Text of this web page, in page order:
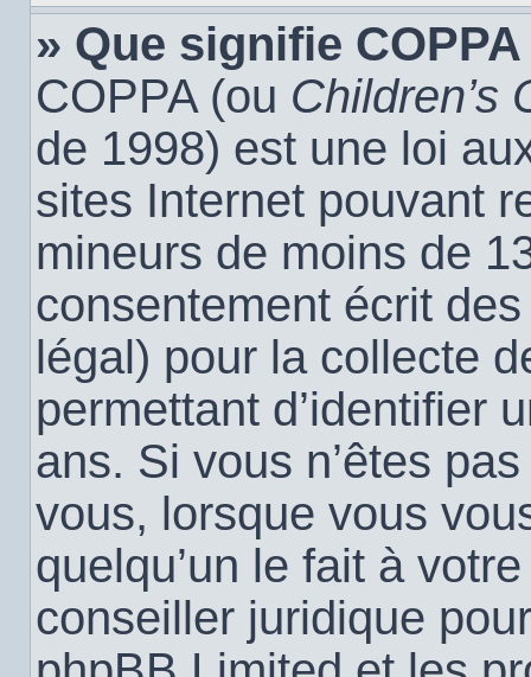
» Que signifie
COPPA (ou Children’s
de 1998) est une loi
sites Internet pouvant
mineurs de moins de
consentement écrit
légal) pour la collecte
permettant d’identifier
ans. Si vous n’êtes
vous, lorsque vous
quelqu’un le fait à
conseiller juridique